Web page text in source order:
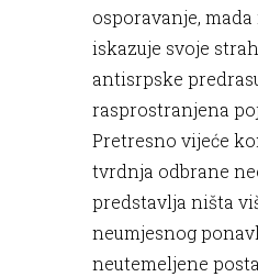
osporavanje,
iskazuje svoje
antisrpske
rasprostranjena
Pretresno vijeće
tvrdnja odbrane
predstavlja ništa
neumjesnog
neutemeljene